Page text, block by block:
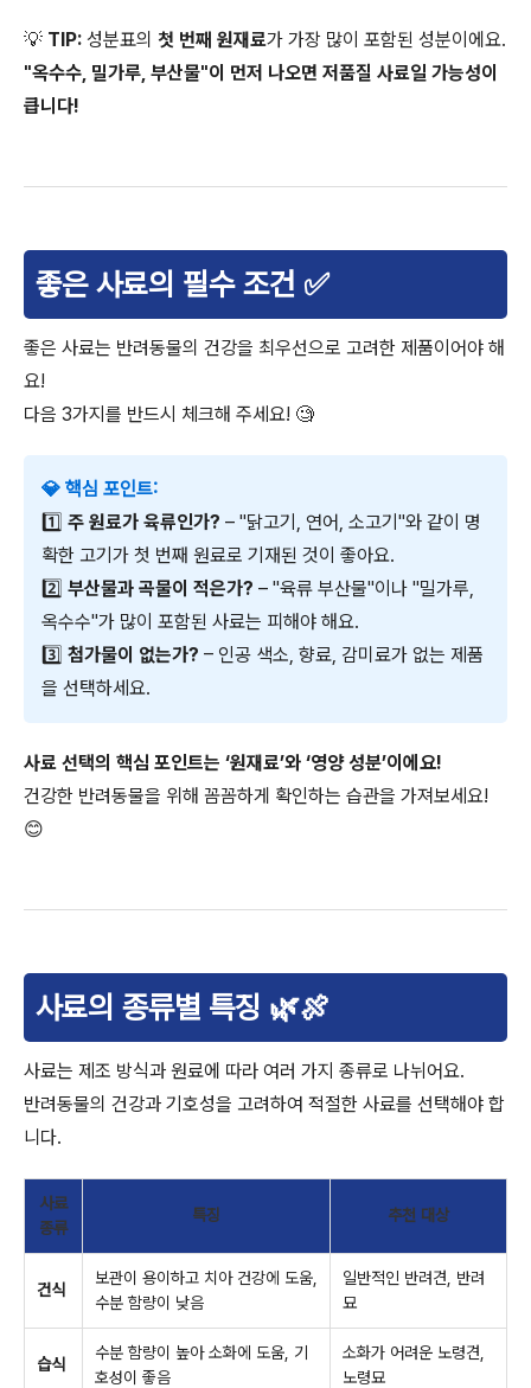
💡 TIP: 성분표의 첫 번째 원재료가 가장 많이 포함된 성분이에요.
"옥수수, 밀가루, 부산물"이 먼저 나오면 저품질 사료일 가능성이
큽니다!
좋은 사료의 필수 조건 ✅
좋은 사료는 반려동물의 건강을 최우선으로 고려한 제품이어야 해
요!
다음 3가지를 반드시 체크해 주세요! 🧐
💎 핵심 포인트:
1️⃣ 주 원료가 육류인가? – "닭고기, 연어, 소고기"와 같이 명
확한 고기가 첫 번째 원료로 기재된 것이 좋아요.
2️⃣ 부산물과 곡물이 적은가? – "육류 부산물"이나 "밀가루,
옥수수"가 많이 포함된 사료는 피해야 해요.
3️⃣ 첨가물이 없는가? – 인공 색소, 향료, 감미료가 없는 제품
을 선택하세요.
사료 선택의 핵심 포인트는 ‘원재료’와 ‘영양 성분’이에요!
건강한 반려동물을 위해 꼼꼼하게 확인하는 습관을 가져보세요!
😊
사료의 종류별 특징 🌿🍖
사료는 제조 방식과 원료에 따라 여러 가지 종류로 나뉘어요.
반려동물의 건강과 기호성을 고려하여 적절한 사료를 선택해야 합
니다.
사료
종류
특징 추천 대상
건식
보관이 용이하고 치아 건강에 도움,
수분 함량이 낮음
일반적인 반려견, 반려
묘
습식
수분 함량이 높아 소화에 도움, 기
호성이 좋음
소화가 어려운 노령견,
노령묘